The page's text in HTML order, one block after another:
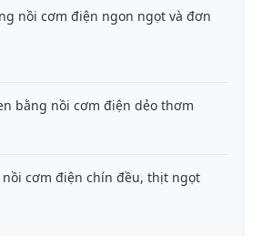
nồi cơm điện ngon ngọt và đơn
bằng nồi cơm điện dẻo thơm
nồi cơm điện chín đều, thịt ngọt